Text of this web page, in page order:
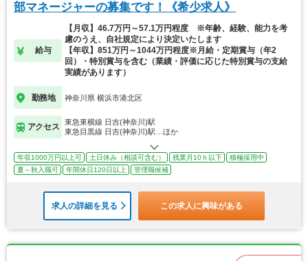
部マネージャーの募集です！《希少求人》
給与
【月収】46.7万円～57.1万円程度 ※年齢、経験、能力を考
慮のうえ、自社規定により決定いたします
【年収】851万円～1044万円程度※月給・定期賞与（年2
回）・特別賞与を含む（業績・評価に応じた特別賞与の支給
実績があります）
勤務地 神奈川県 横浜市港北区
アクセス
東急東横線 日吉(神奈川)駅
東急目黒線 日吉(神奈川)駅…ほか
年収1000万円以上可 土日休み（相談可含む） 残業月10ｈ以下
積極採用中
夏～秋入職可
年間休日120日以上 管理職候補
求人の詳細を見る この求人に興味がある